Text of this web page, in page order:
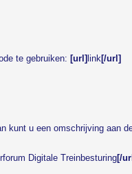
te gebruiken: [url] link [/url]
kunt u een omschrijving aan
Digitale Treinbesturing[/